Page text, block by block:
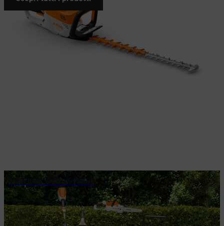
Altro dal mondo STIHL
Macchine e attrezzature